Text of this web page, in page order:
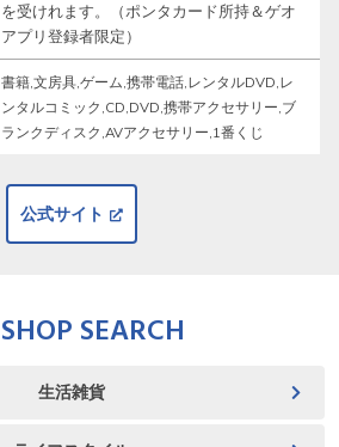
を受けれます。（ポンタカード所持＆ゲオ
アプリ登録者限定）
書籍,文房具,ゲーム,携帯電話,レンタルDVD,レ
ンタルコミック,CD,DVD,携帯アクセサリー,ブ
ランクディスク,AVアクセサリー,1番くじ
公式サイト
SHOP SEARCH
生活雑貨